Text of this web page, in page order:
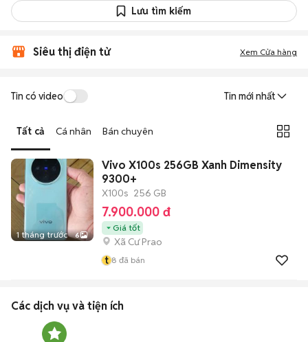
Lưu tìm kiếm
Siêu thị điện tử Xem Cửa hàng
Tin có video Tin mới nhất
Tất cả Cá nhân Bán chuyên
1 tháng trước 6
Vivo X100s 256GB Xanh Dimensity
9300+
X100s 256 GB
7.900.000 đ
Giá tốt
Xã Cư Prao
t 8 đã bán
Các dịch vụ và tiện ích